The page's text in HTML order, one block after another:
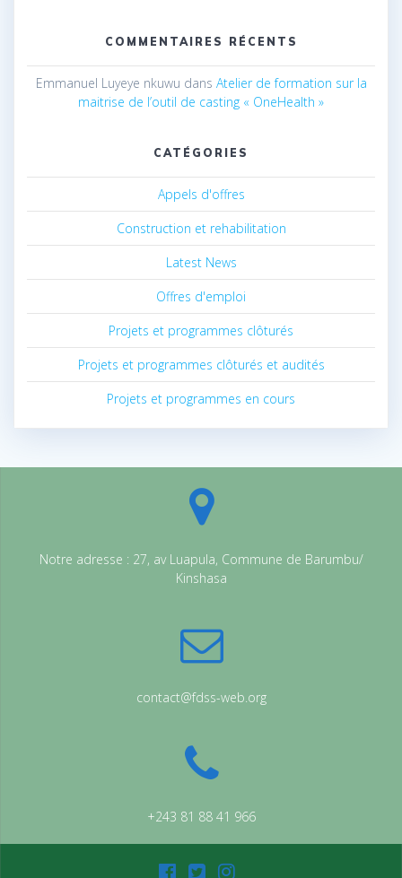
COMMENTAIRES RÉCENTS
Emmanuel Luyeye nkuwu dans Atelier de formation sur la
maitrise de l’outil de casting « OneHealth »
CATÉGORIES
Appels d'offres
Construction et rehabilitation
Latest News
Offres d'emploi
Projets et programmes clôturés
Projets et programmes clôturés et audités
Projets et programmes en cours
Notre adresse : 27, av Luapula, Commune de Barumbu/
Kinshasa
contact@fdss-web.org
+243 81 88 41 966